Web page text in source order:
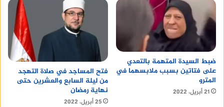
ضبط السيدة المتهمة بالتعدي
على فتاتين بسبب ملابسهما في
المترو
21 أبريل، 2022
فتح المساجد في صلاة التهجد
من ليلة السابع والعشرين حتى
نهاية رمضان
25 أبريل، 2022